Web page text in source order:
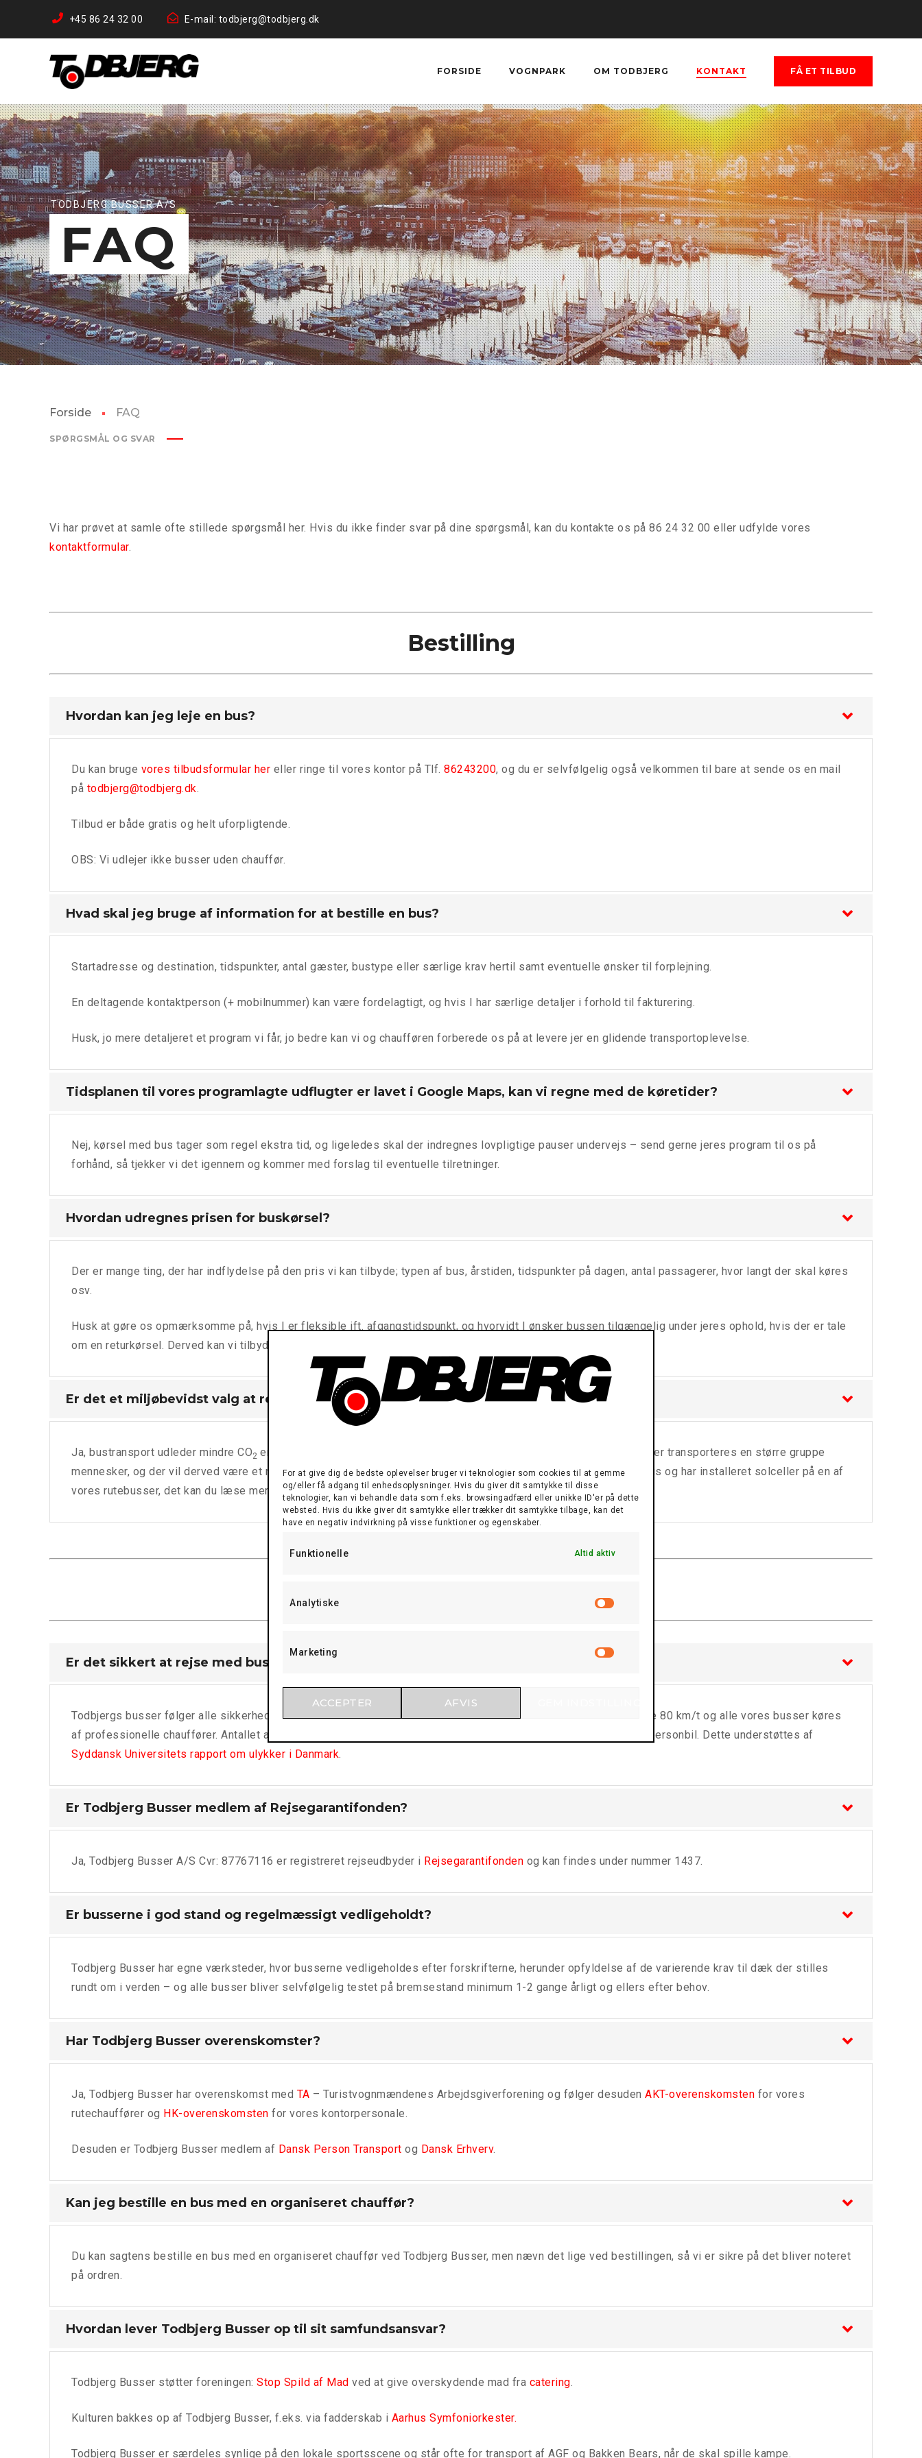
For at give dig de bedste oplevelser bruger vi teknologier som cookies til at gemme
og/eller få adgang til enhedsoplysninger. Hvis du giver dit samtykke til disse
teknologier, kan vi behandle data som f.eks. browsingadfærd eller unikke ID'er på dette
websted. Hvis du ikke giver dit samtykke eller trækker dit samtykke tilbage, kan det
have en negativ indvirkning på visse funktioner og egenskaber.
Funktionelle Altid aktiv
Analytiske
Marketing
ACCEPTER AFVIS
+45 86 24 32 00 E-mail: todbjerg@todbjerg.dk
FORSIDE VOGNPARK OM TODBJERG KONTAKT FÅ ET TILBUD
TODBJERG BUSSER A/S
FAQ
Forside FAQ
SPØRGSMÅL OG SVAR
Vi har prøvet at samle ofte stillede spørgsmål her. Hvis du ikke finder svar på dine spørgsmål, kan du kontakte os på 86 24 32 00 eller udfylde vores
kontaktformular.
Bestilling
Hvordan kan jeg leje en bus?
Du kan bruge vores tilbudsformular her eller ringe til vores kontor på Tlf. 86243200, og du er selvfølgelig også velkommen til bare at sende os en mail
på todbjerg@todbjerg.dk.
Tilbud er både gratis og helt uforpligtende.
OBS: Vi udlejer ikke busser uden chauffør.
Hvad skal jeg bruge af information for at bestille en bus?
Startadresse og destination, tidspunkter, antal gæster, bustype eller særlige krav hertil samt eventuelle ønsker til forplejning.
En deltagende kontaktperson (+ mobilnummer) kan være fordelagtigt, og hvis I har særlige detaljer i forhold til fakturering.
Husk, jo mere detaljeret et program vi får, jo bedre kan vi og chaufføren forberede os på at levere jer en glidende transportoplevelse.
Tidsplanen til vores programlagte udflugter er lavet i Google Maps, kan vi regne med de køretider?
Nej, kørsel med bus tager som regel ekstra tid, og ligeledes skal der indregnes lovpligtige pauser undervejs – send gerne jeres program til os på
forhånd, så tjekker vi det igennem og kommer med forslag til eventuelle tilretninger.
Hvordan udregnes prisen for buskørsel?
Der er mange ting, der har indflydelse på den pris vi kan tilbyde; typen af bus, årstiden, tidspunkter på dagen, antal passagerer, hvor langt der skal køres
osv.
Husk at gøre os opmærksomme på, hvis I er fleksible ift. afgangstidspunkt, og hvorvidt I ønsker bussen tilgængelig under jeres ophold, hvis der er tale
om en returkørsel. Derved kan vi tilbyde den bedst mulige pris.
Er det et miljøbevidst valg at rejse med bus fremfor personbil?
Ja, bustransport udleder mindre CO2 end en benzin personbil per passager (kilde:
). Med buskørsel kan der transporteres en større gruppe
mennesker, og der vil derved være et mindre aftryk per person. Todbjerg Busser har blandt andet investeret i el bus og har installeret solceller på en af
vores rutebusser, det kan du læse mere om her.
Er det sikkert at rejse med bus?
Todbjergs busser følger alle sikkerhedsregler, og det er et krav at anvende sele under kørsel. Busser må max køre 80 km/t og alle vores busser køres
af professionelle chauffører. Antallet af uheld er lavere i forbindelse med buskørsel sammenlignet med at køre i personbil. Dette understøttes af
Syddansk Universitets rapport om ulykker i Danmark.
Er Todbjerg Busser medlem af Rejsegarantifonden?
Ja, Todbjerg Busser A/S Cvr: 87767116 er registreret rejseudbyder i Rejsegarantifonden og kan findes under nummer 1437.
Er busserne i god stand og regelmæssigt vedligeholdt?
Todbjerg Busser har egne værksteder, hvor busserne vedligeholdes efter forskrifterne, herunder opfyldelse af de varierende krav til dæk der stilles
rundt om i verden – og alle busser bliver selvfølgelig testet på bremsestand minimum 1-2 gange årligt og ellers efter behov.
Har Todbjerg Busser overenskomster?
Ja, Todbjerg Busser har overenskomst med TA – Turistvognmændenes Arbejdsgiverforening og følger desuden AKT-overenskomsten for vores
rutechauffører og HK-overenskomsten for vores kontorpersonale.
Desuden er Todbjerg Busser medlem af Dansk Person Transport og Dansk Erhverv.
Kan jeg bestille en bus med en organiseret chauffør?
Du kan sagtens bestille en bus med en organiseret chauffør ved Todbjerg Busser, men nævn det lige ved bestillingen, så vi er sikre på det bliver noteret
på ordren.
Hvordan lever Todbjerg Busser op til sit samfundsansvar?
Todbjerg Busser støtter foreningen: Stop Spild af Mad ved at give overskydende mad fra catering.
Kulturen bakkes op af Todbjerg Busser, f.eks. via fadderskab i Aarhus Symfoniorkester.
Todbjerg Busser er særdeles synlige på den lokale sportsscene og står ofte for transport af AGF og Bakken Bears, når de skal spille kampe.